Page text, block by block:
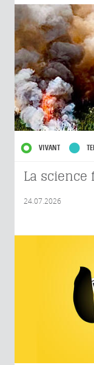
VIVANT
La science
24.07.2026